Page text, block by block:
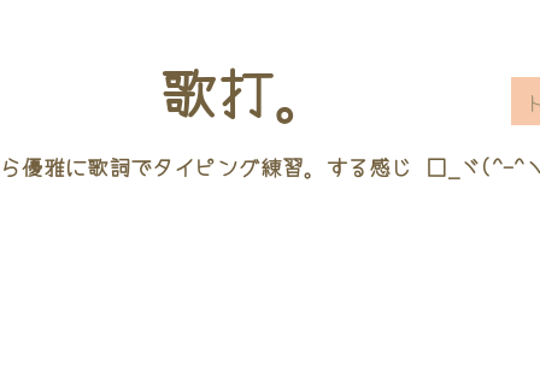
歌打。
優雅に歌詞でタイピング練習。する感じ □_ヾ(^-^